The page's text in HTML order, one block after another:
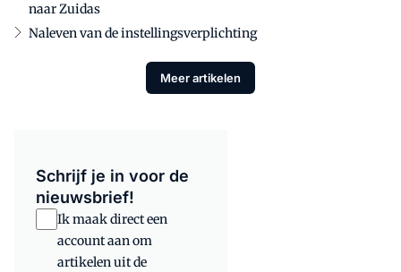
naar Zuidas
Naleven van de instellingsverplichting
Meer artikelen
Schrijf je in voor de
nieuwsbrief!
Ik maak direct een
account aan om
artikelen uit de